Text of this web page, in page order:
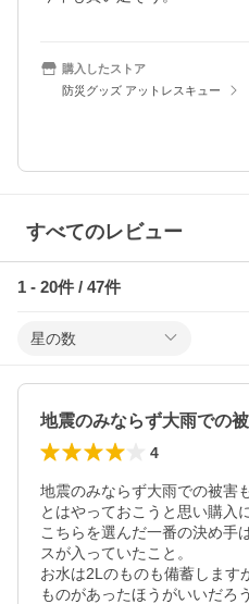
購入したストア
防災グッズ アットレスキュー
すべてのレビュー
1 - 20件 / 47件
星の数
4
地震のみならず大雨での被害
とはやっておこうと思い購入
こちらを選んだ一番の決め手
スが入っていたこと。
お水は2Lのものも備蓄します
ものがあったほうがいいだろ